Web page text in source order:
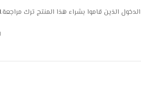
الذين قاموا بشراء هذا المنتج ترك مراجعة.